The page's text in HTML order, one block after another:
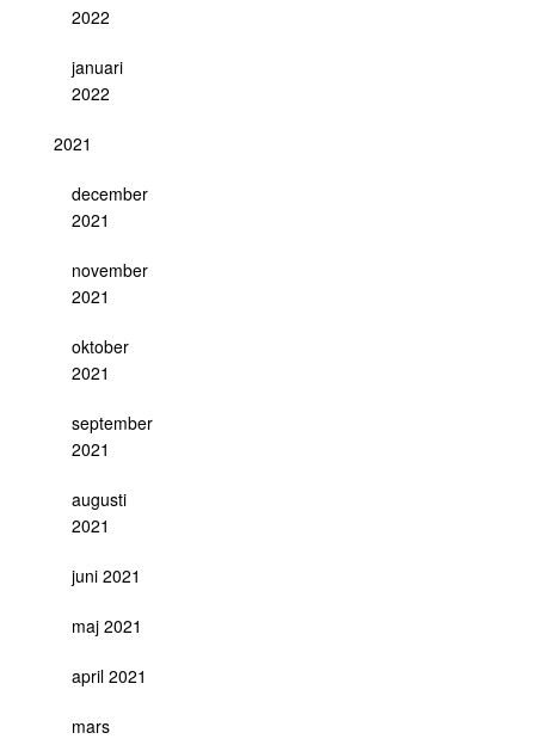
2022
januari
2022
2021
december
2021
november
2021
oktober
2021
september
2021
augusti
2021
juni 2021
maj 2021
april 2021
mars